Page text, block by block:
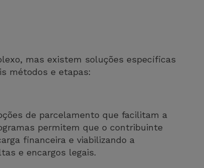
mas existem soluções específicas
métodos e etapas:
de parcelamento que facilitam a
permitem que o contribuinte
financeira e viabilizando a
e encargos legais.